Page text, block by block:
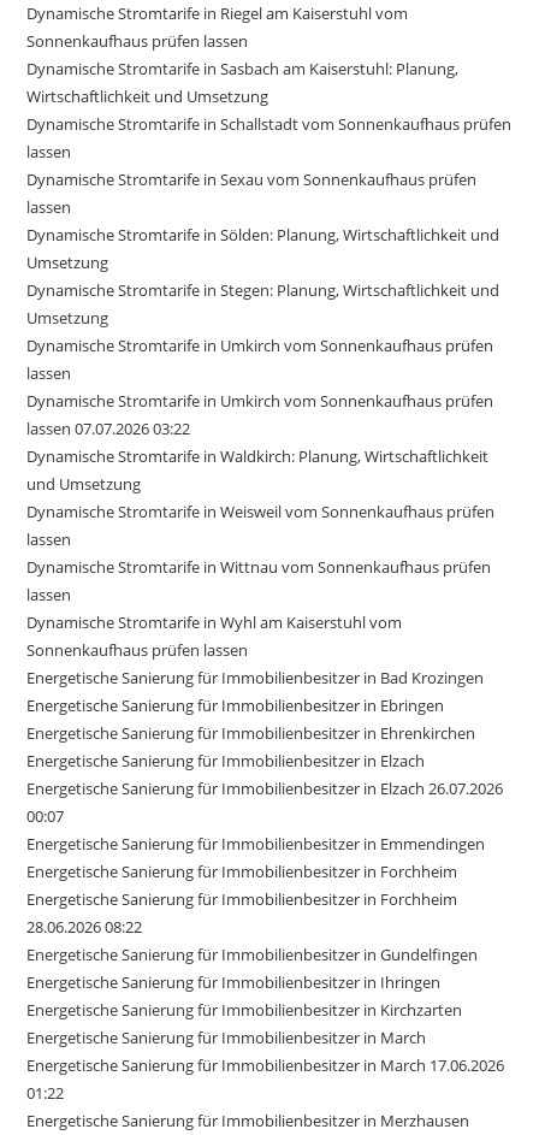
Dynamische Stromtarife in Riegel am Kaiserstuhl vom
Sonnenkaufhaus prüfen lassen
Dynamische Stromtarife in Sasbach am Kaiserstuhl: Planung,
Wirtschaftlichkeit und Umsetzung
Dynamische Stromtarife in Schallstadt vom Sonnenkaufhaus prüfen
lassen
Dynamische Stromtarife in Sexau vom Sonnenkaufhaus prüfen
lassen
Dynamische Stromtarife in Sölden: Planung, Wirtschaftlichkeit und
Umsetzung
Dynamische Stromtarife in Stegen: Planung, Wirtschaftlichkeit und
Umsetzung
Dynamische Stromtarife in Umkirch vom Sonnenkaufhaus prüfen
lassen
Dynamische Stromtarife in Umkirch vom Sonnenkaufhaus prüfen
lassen 07.07.2026 03:22
Dynamische Stromtarife in Waldkirch: Planung, Wirtschaftlichkeit
und Umsetzung
Dynamische Stromtarife in Weisweil vom Sonnenkaufhaus prüfen
lassen
Dynamische Stromtarife in Wittnau vom Sonnenkaufhaus prüfen
lassen
Dynamische Stromtarife in Wyhl am Kaiserstuhl vom
Sonnenkaufhaus prüfen lassen
Energetische Sanierung für Immobilienbesitzer in Bad Krozingen
Energetische Sanierung für Immobilienbesitzer in Ebringen
Energetische Sanierung für Immobilienbesitzer in Ehrenkirchen
Energetische Sanierung für Immobilienbesitzer in Elzach
Energetische Sanierung für Immobilienbesitzer in Elzach 26.07.2026
00:07
Energetische Sanierung für Immobilienbesitzer in Emmendingen
Energetische Sanierung für Immobilienbesitzer in Forchheim
Energetische Sanierung für Immobilienbesitzer in Forchheim
28.06.2026 08:22
Energetische Sanierung für Immobilienbesitzer in Gundelfingen
Energetische Sanierung für Immobilienbesitzer in Ihringen
Energetische Sanierung für Immobilienbesitzer in Kirchzarten
Energetische Sanierung für Immobilienbesitzer in March
Energetische Sanierung für Immobilienbesitzer in March 17.06.2026
01:22
Energetische Sanierung für Immobilienbesitzer in Merzhausen